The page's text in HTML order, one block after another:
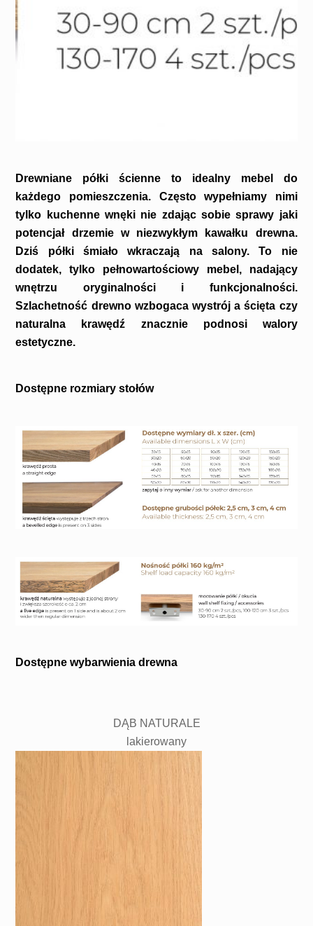
Drewniane półki ścienne to idealny mebel do
każdego pomieszczenia. Często wypełniamy nimi
tylko kuchenne wnęki nie zdając sobie sprawy jaki
potencjał drzemie w niezwykłym kawałku drewna.
Dziś półki śmiało wkraczają na salony. To nie
dodatek, tylko pełnowartościowy mebel, nadający
wnętrzu oryginalności i funkcjonalności.
Szlachetność drewno wzbogaca wystrój a ścięta czy
naturalna krawędź znacznie podnosi walory
estetyczne.
Dostępne rozmiary stołów
Dostępne wybarwienia drewna
DĄB NATURALE
lakierowany